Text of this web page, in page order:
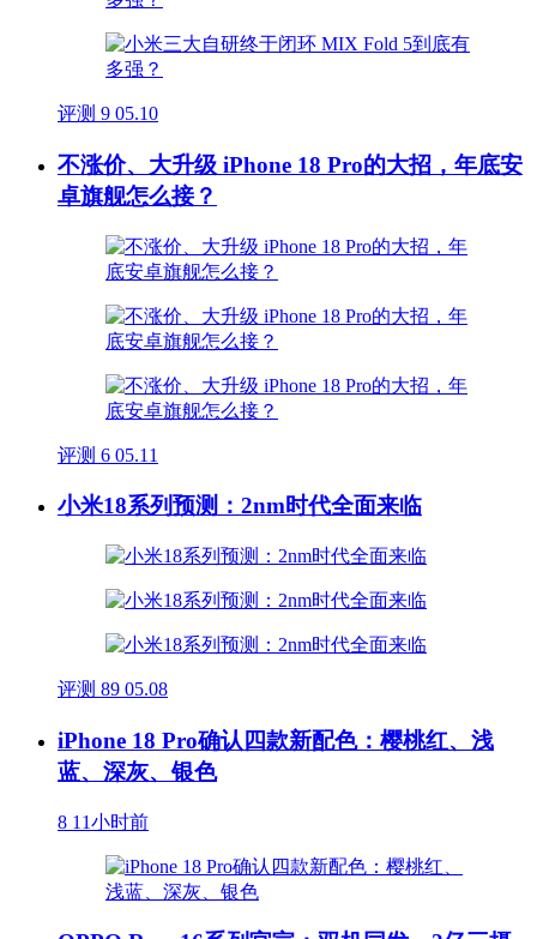
评测 9 05.10
不涨价、大升级 iPhone 18 Pro的大招，年底安
卓旗舰怎么接？
评测 6 05.11
小米18系列预测：2nm时代全面来临
评测 89 05.08
iPhone 18 Pro确认四款新配色：樱桃红、浅
蓝、深灰、银色
8 11小时前